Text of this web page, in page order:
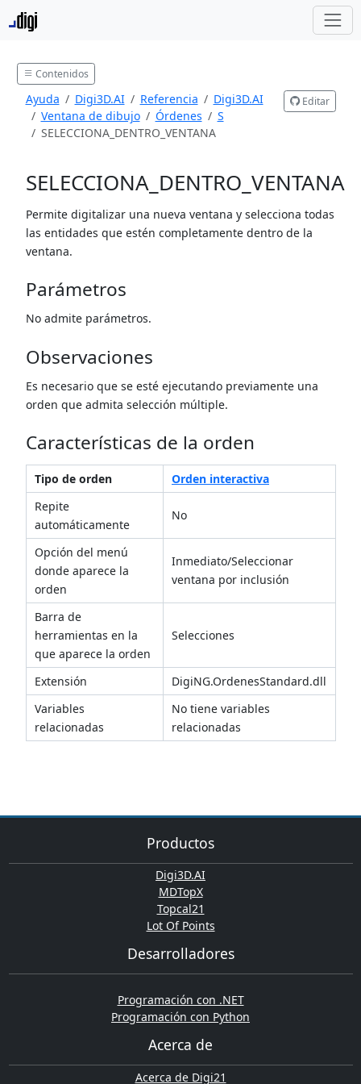
Contenidos
Ayuda Digi3D.AI Referencia
Digi3D.AI
Ventana de dibujo
Órdenes
S
SELECCIONA_DENTRO_VENTANA
Editar
SELECCIONA_DENTRO_VENTANA
Permite digitalizar una nueva ventana y selecciona todas
las entidades que estén completamente dentro de la
ventana.
Parámetros
No admite parámetros.
Observaciones
Es necesario que se esté ejecutando previamente una
orden que admita selección múltiple.
Características de la orden
Tipo de orden
Orden interactiva
Repite
automáticamente
No
Opción del menú
donde aparece la
orden
Inmediato/Seleccionar
ventana por inclusión
Barra de
herramientas en la
que aparece la orden
Selecciones
Extensión
DigiNG.OrdenesStandard.dll
Variables
relacionadas
No tiene variables
relacionadas
Productos
Digi3D.AI
MDTopX
Topcal21
Lot Of Points
Desarrolladores
Programación con .NET
Programación con Python
Acerca de
Acerca de Digi21